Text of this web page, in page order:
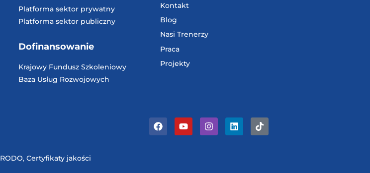
Platforma sektor prywatny
Platforma sektor publiczny
Dofinansowanie
Krajowy Fundusz Szkoleniowy
Baza Usług Rozwojowych
Kontakt
Blog
Nasi Trenerzy
Praca
Projekty
RODO, Certyfikaty jakości